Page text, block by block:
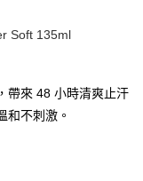
Soft 135ml
帶來 48 小時清爽止汗
和不刺激。